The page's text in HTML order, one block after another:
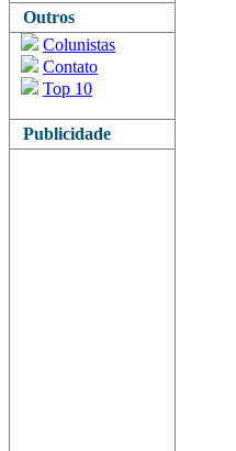
Outros
Colunistas
Contato
Top 10
Publicidade